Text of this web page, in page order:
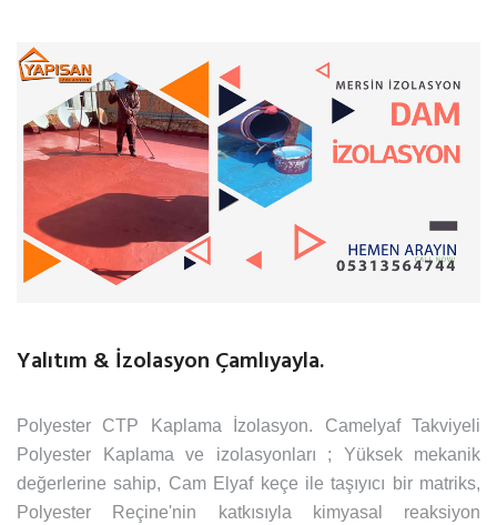
Yalıtım & İzolasyon Çamlıyayla.
Polyester CTP Kaplama İzolasyon. Camelyaf Takviyeli
Polyester Kaplama ve izolasyonları ; Yüksek mekanik
değerlerine sahip, Cam Elyaf keçe ile taşıyıcı bir matriks,
Polyester Reçine'nin katkısıyla kimyasal reaksiyon